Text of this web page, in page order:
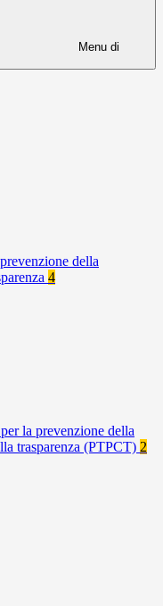
Menu di
della
4
la prevenzione della
trasparenza (PTPCT) 2